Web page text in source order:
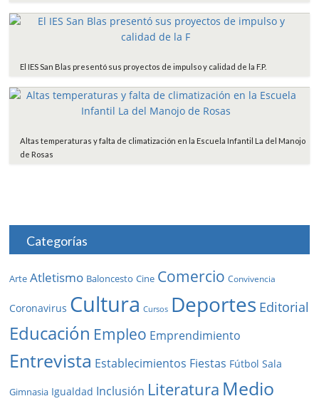
El IES San Blas presentó sus proyectos de impulso y calidad de la F.P.
Altas temperaturas y falta de climatización en la Escuela Infantil La del Manojo
de Rosas
Categorías
Arte Atletismo Baloncesto Cine Comercio Convivencia
Coronavirus Cultura Cursos Deportes Editorial
Educación Empleo Emprendimiento
Entrevista Establecimientos Fiestas Fútbol Sala
Gimnasia Igualdad Inclusión Literatura Medio